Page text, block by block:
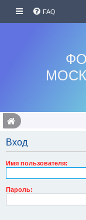
FAQ
Вход
Имя пользователя:
Пароль: